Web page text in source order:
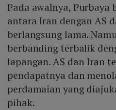
Pada awalnya, Purbaya
antara Iran dengan AS
berlangsung lama.
berbanding terbalik
lapangan. AS dan Iran
pendapatnya dan
perdamaian yang
pihak.